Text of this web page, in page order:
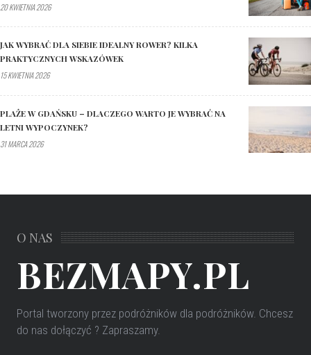
20 KWIETNIA 2026
JAK WYBRAĆ DLA SIEBIE IDEALNY ROWER? KILKA
PRAKTYCZNYCH WSKAZÓWEK
15 KWIETNIA 2026
PLAŻE W GDAŃSKU – DLACZEGO WARTO JE WYBRAĆ NA
LETNI WYPOCZYNEK?
31 MARCA 2026
O NAS
BEZMAPY.PL
Portal tworzony przez podróżników dla podróżników. Chcesz
do nas dołączyć ? Zapraszamy.